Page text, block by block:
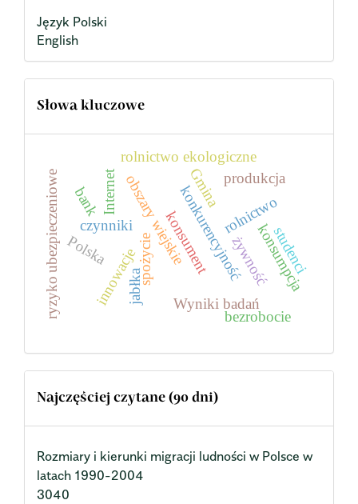
Język Polski
English
Słowa kluczowe
konsument
Wyniki badań
konkurencyjność
innowacje
obszary wiejskie
spożycie
rolnictwo ekologiczne
rolnictwo
Polska konsumpcja
Gmina
czynniki
Internet
żywność
jabłka
produkcja
bezrobocie
bank
studenci
ryzyko ubezpieczeniowe
Najczęściej czytane (90 dni)
Rozmiary i kierunki migracji ludności w Polsce w
latach 1990-2004
3040